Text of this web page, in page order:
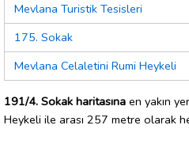
Mevlana Turistik Tesisleri
175. Sokak
Mevlana Celaletini Rumi Heykeli
191/4. Sokak haritasına en yakın
Heykeli ile arası 257 metre olarak